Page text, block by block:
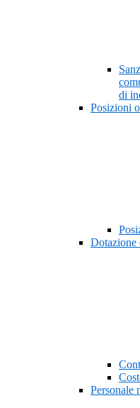
di
Posizioni
Dotazione
Personale